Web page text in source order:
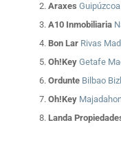
AraxesGuipúzcoa
A10 Inmobiliaria
Bon Lar Rivas
Oh!KeyGetafe
Ordunte Bilbao
Oh!Key
Landa